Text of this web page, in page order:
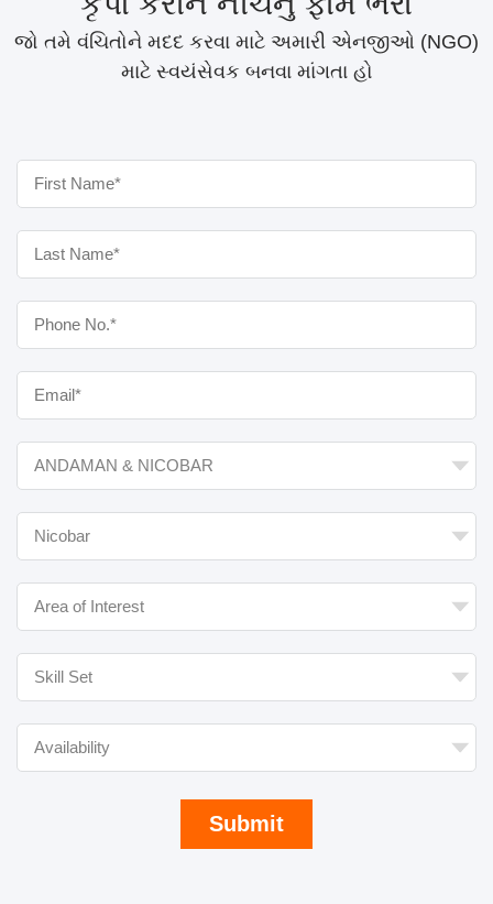
જો તમે વંચિતોને મદદ કરવા માટે અમારી એનજીઓ (NGO)
માટે સ્વયંસેવક બનવા માંગતા હો
Submit